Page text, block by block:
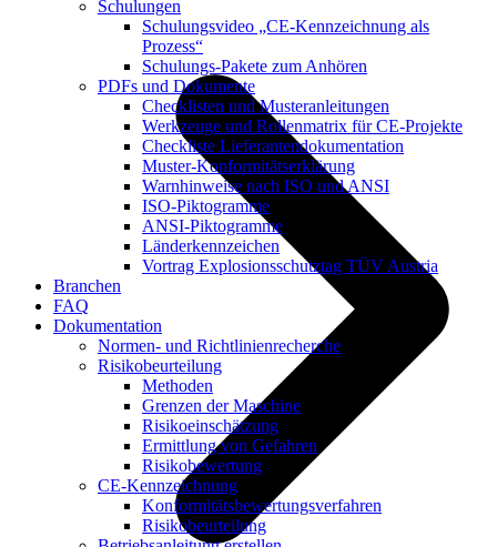
Schulungen
Schulungsvideo „CE-Kennzeichnung als
Prozess“
Schulungs-Pakete zum Anhören
PDFs und Dokumente
Checklisten und Musteranleitungen
Werkzeuge und Rollenmatrix für CE-Projekte
Checkliste Lieferantendokumentation
Muster-Konformitätserklärung
Warnhinweise nach ISO und ANSI
ISO-Piktogramme
ANSI-Piktogramme
Länderkennzeichen
Vortrag Explosionsschutztag TÜV Austria
Branchen
FAQ
Dokumentation
Normen- und Richtlinienrecherche
Risikobeurteilung
Methoden
Grenzen der Maschine
Risikoeinschätzung
Ermittlung von Gefahren
Risikobewertung
CE-Kennzeichnung
Konformitätsbewertungsverfahren
Risikobeurteilung